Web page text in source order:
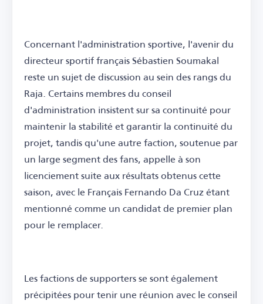
Concernant l'administration sportive, l'avenir du
directeur sportif français Sébastien Soumakal
reste un sujet de discussion au sein des rangs du
Raja. Certains membres du conseil
d'administration insistent sur sa continuité pour
maintenir la stabilité et garantir la continuité du
projet, tandis qu'une autre faction, soutenue par
un large segment des fans, appelle à son
licenciement suite aux résultats obtenus cette
saison, avec le Français Fernando Da Cruz étant
mentionné comme un candidat de premier plan
pour le remplacer.
Les factions de supporters se sont également
précipitées pour tenir une réunion avec le conseil